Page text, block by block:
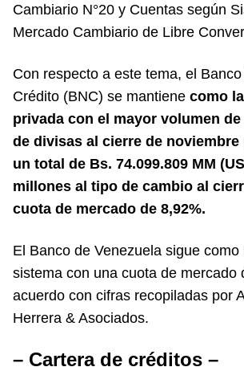
Cambiario N°20 y Cuentas según
Mercado Cambiario de Libre
Con respecto a este tema, el
Crédito (BNC) se mantiene como
privada con el mayor volumen
de divisas al cierre de noviembre
un total de Bs. 74.099.809 MM
millones al tipo de cambio al
cuota de mercado de 8,92%.
El Banco de Venezuela sigue como
sistema con una cuota de mercado
acuerdo con cifras recopiladas por
Herrera & Asociados.
– Cartera de créditos –